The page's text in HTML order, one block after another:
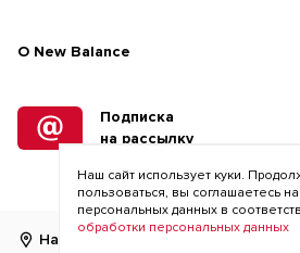
O New Balance
Подписка
на рассылку
Найти магазин RU
Наш сайт использует куки.
пользоваться, вы соглашаетесь
персональных данных в
обработки персональных данных